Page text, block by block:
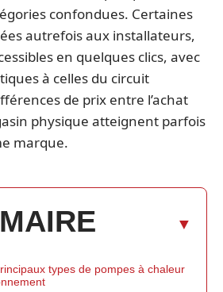
confondues. Certaines
autrefois aux installateurs,
en quelques clics, avec
à celles du circuit
de prix entre l’achat
physique atteignent parfois
marque.
types de pompes à chaleur